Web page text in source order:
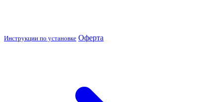
Инструкции по установке Оферта